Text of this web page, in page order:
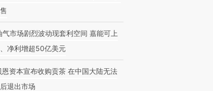
气市场剧烈波动现套利空间 嘉能可上
净利增超50亿美元
恩资本宣布收购贡茶 在中国大陆无法
退出市场